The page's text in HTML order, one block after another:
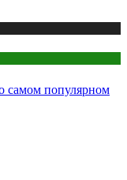
самом популярном